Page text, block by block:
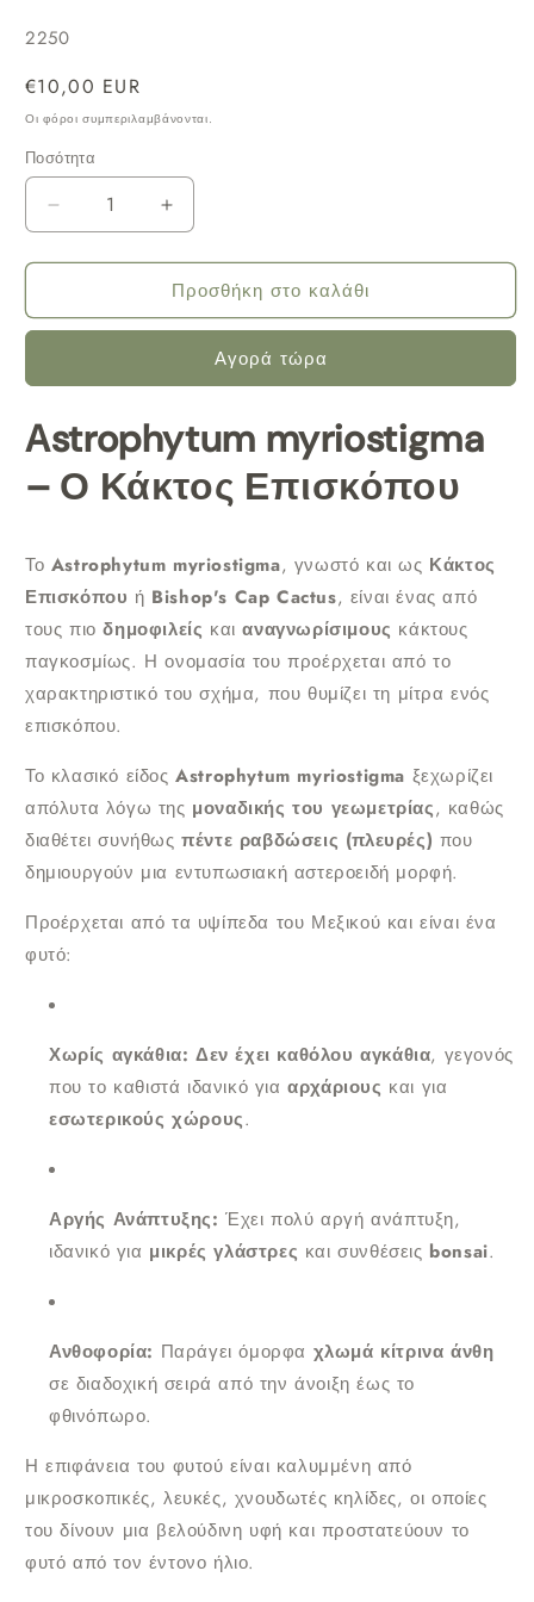
SKU:
2250
Κανονική
τιμή
€10,00 EUR
Οι φόροι συμπεριλαμβάνονται.
Ποσότητα
Μείωση
Κάκτος
Επισκόπου)
Φ10,5εκ.
Αύξηση
για
Κάκτος
myriostigma
Επισκόπου)
Φ10,5εκ.
Προσθήκη στο καλάθι
Αγορά τώρα
Astrophytum myriostigma
– Ο Κάκτος Επισκόπου
Το Astrophytum myriostigma, γνωστό και ως Κάκτος
Επισκόπου ή Bishop's Cap Cactus, είναι ένας από
τους πιοδημοφιλείς καιαναγνωρίσιμους κάκτους
παγκοσμίως. Η ονομασία του προέρχεται από το
χαρακτηριστικό του σχήμα, που θυμίζει τη μίτρα ενός
επισκόπου.
Το κλασικό είδοςAstrophytum myriostigma ξεχωρίζει
απόλυτα λόγω της μοναδικής του γεωμετρίας, καθώς
διαθέτει συνήθωςπέντε ραβδώσεις (πλευρές) που
δημιουργούν μια εντυπωσιακή αστεροειδή μορφή.
Προέρχεται από τα υψίπεδα του Μεξικού και είναι ένα
φυτό:
Χωρίς αγκάθια: Δεν έχει καθόλου αγκάθια, γεγονός
που το καθιστά ιδανικό γιααρχάριους και για
εσωτερικούς χώρους.
Αργής Ανάπτυξης: Έχει πολύ αργή ανάπτυξη,
ιδανικό για μικρές γλάστρες και συνθέσεις bonsai.
Ανθοφορία: Παράγει όμορφα χλωμά κίτρινα άνθη
σε διαδοχική σειρά από την άνοιξη έως το
φθινόπωρο.
Η επιφάνεια του φυτού είναι καλυμμένη από
μικροσκοπικές, λευκές, χνουδωτές κηλίδες, οι οποίες
του δίνουν μια βελούδινη υφή και προστατεύουν το
φυτό από τον έντονο ήλιο.